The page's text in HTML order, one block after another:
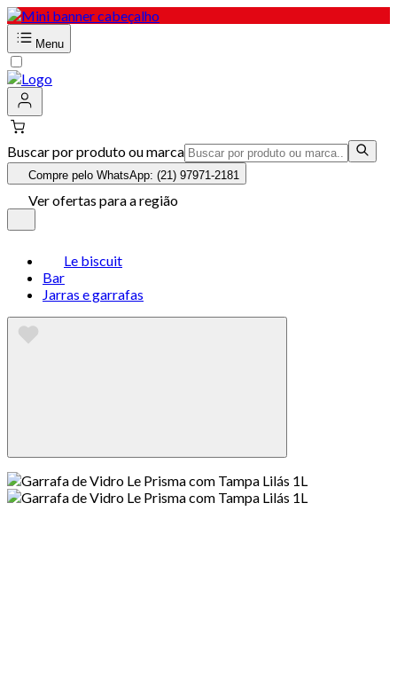
Menu
Buscar por produto ou marca
Compre pelo WhatsApp: (21) 97971-2181
Ver ofertas para a região
Le biscuit
Bar
Jarras e garrafas